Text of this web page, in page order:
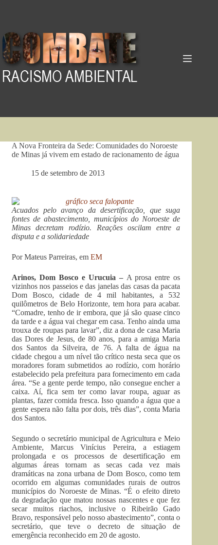
A Nova Fronteira da Sede: Comunidades do Noroeste
de Minas já vivem em estado de racionamento de água
15 de setembro de 2013
Acuados pelo avanço da desertificação, que suga
fontes de abastecimento, municípios do Noroeste de
Minas decretam rodízio. Reações oscilam entre a
disputa e a solidariedade
Por Mateus Parreiras, em EM
Arinos, Dom Bosco e Urucuia – A prosa entre os
vizinhos nos passeios e das janelas das casas da pacata
Dom Bosco, cidade de 4 mil habitantes, a 532
quilômetros de Belo Horizonte, tem hora para acabar.
“Comadre, tenho de ir embora, que já são quase cinco
da tarde e a água vai chegar em casa. Tenho ainda uma
trouxa de roupas para lavar”, diz a dona de casa Maria
das Dores de Jesus, de 80 anos, para a amiga Maria
dos Santos da Silveira, de 76. A falta de água na
cidade chegou a um nível tão crítico nesta seca que os
moradores foram submetidos ao rodízio, com horário
estabelecido pela prefeitura para fornecimento em cada
área. “Se a gente perde tempo, não consegue encher a
caixa. Aí, fica sem ter como lavar roupa, aguar as
plantas, fazer comida fresca. Isso quando a água que a
gente espera não falta por dois, três dias”, conta Maria
dos Santos.
Segundo o secretário municipal de Agricultura e Meio
Ambiente, Marcus Vinícius Pereira, a estiagem
prolongada e os processos de desertificação em
algumas áreas tornam as secas cada vez mais
dramáticas na zona urbana de Dom Bosco, como tem
ocorrido em algumas comunidades rurais de outros
municípios do Noroeste de Minas. “É o efeito direto
da degradação que matou nossas nascentes e que fez
secar muitos riachos, inclusive o Ribeirão Gado
Bravo, responsável pelo nosso abastecimento”, conta o
secretário, que teve o decreto de situação de
emergência reconhecido em 20 de agosto.